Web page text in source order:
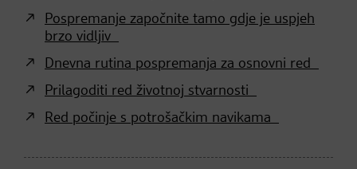
Pospremanje započnite tamo gdje je uspjeh
brzo vidljiv
Dnevna rutina pospremanja za osnovni red
Prilagoditi red životnoj stvarnosti
Red počinje s potrošačkim navikama